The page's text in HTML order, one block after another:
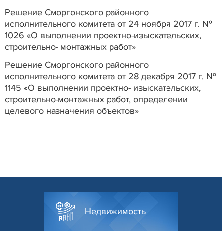
Решение Сморгонского районного
исполнительного комитета от 24 ноября 2017 г. №
1026 «О выполнении проектно-изыскательских,
строительно- монтажных работ»
Решение Сморгонского районного
исполнительного комитета от 28 декабря 2017 г. №
1145 «О выполнении проектно- изыскательских,
строительно-монтажных работ, определении
целевого назначения объектов»
Недвижимость